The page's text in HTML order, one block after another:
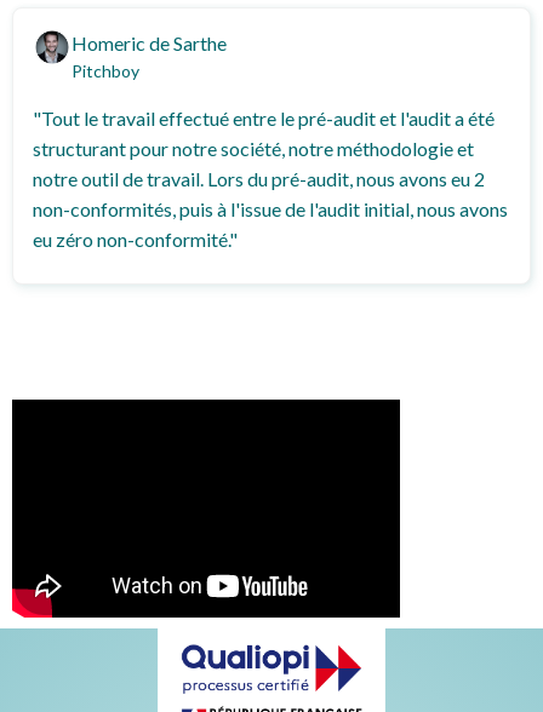
Homeric de Sarthe
Pitchboy
"Tout le travail effectué entre le pré-audit et l'audit a été
structurant pour notre société, notre méthodologie et
notre outil de travail. Lors du pré-audit, nous avons eu 2
non-conformités, puis à l'issue de l'audit initial, nous avons
eu zéro non-conformité."